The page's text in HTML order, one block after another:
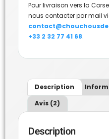
Pour livraison vers la
nous contacter par mail
+33 2 32 77 41 68.
Description
Avis (2)
Description